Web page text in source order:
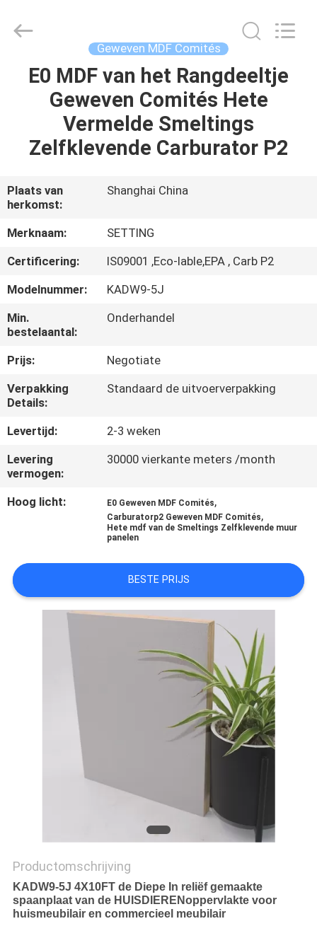
HUIS
PRODUCTEN
ONS
FABRIEKSREIS
CONTACTEER
NIEUWS
GEVALLEN
VERZOEK
OM
CITAAT
SITEMAP
PRIVACY
POLICY
Decorating
material
Geweven MDF Comités
E0 MDF van het Rangdeeltje
Geweven Comités Hete
Vermelde Smeltings
Zelfklevende Carburator P2
Plaats van
herkomst:
Shanghai China
Merknaam:
SETTING
Certificering:
IS09001 ,Eco-lable,EPA , Carb P2
Modelnummer:
KADW9-5J
Min.
bestelaantal:
Onderhandel
Prijs:
Negotiate
Verpakking
Details:
Standaard de uitvoerverpakking
Levertijd:
2-3 weken
Levering
vermogen:
30000 vierkante meters /month
Hoog licht: E0 Geweven MDF Comités,
Carburatorp2 Geweven MDF Comités,
Hete mdf van de Smeltings Zelfklevende muur
panelen
BESTE PRIJS
Productomschrijving
KADW9-5J 4X10FT de Diepe In reliëf gemaakte
spaanplaat van de HUISDIERENoppervlakte voor
huismeubilair en commercieel meubilair